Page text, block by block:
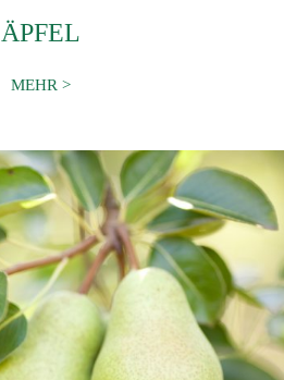
ÄPFEL
MEHR